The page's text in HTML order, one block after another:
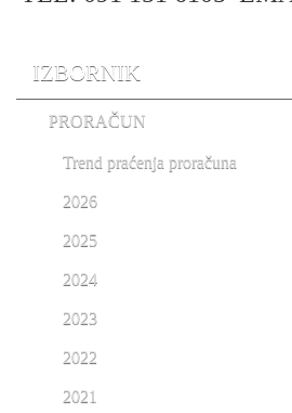
IZBORNIK
PRORAČUN
Trend praćenja proračuna
2026
2025
2024
2023
2022
2021